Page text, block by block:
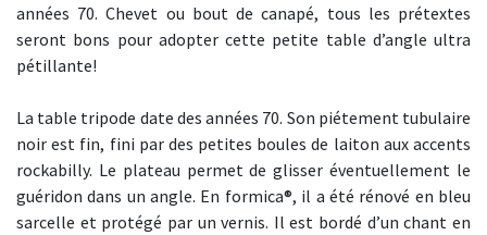
années 70. Chevet ou bout de canapé, tous les prétextes
seront bons pour adopter cette petite table d’angle ultra
pétillante!
La table tripode date des années 70. Son piétement tubulaire
noir est fin, fini par des petites boules de laiton aux accents
rockabilly. Le plateau permet de glisser éventuellement le
guéridon dans un angle. En formica®, il a été rénové en bleu
sarcelle et protégé par un vernis. Il est bordé d’un chant en